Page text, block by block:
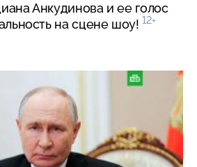
Анкудинова и ее голос
на сцене шоу! 12+